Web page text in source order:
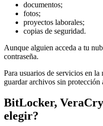
documentos;
fotos;
proyectos laborales;
copias de seguridad.
Aunque alguien acceda a tu
contraseña.
Para usuarios de servicios en
guardar archivos sin protección
BitLocker,
elegir?